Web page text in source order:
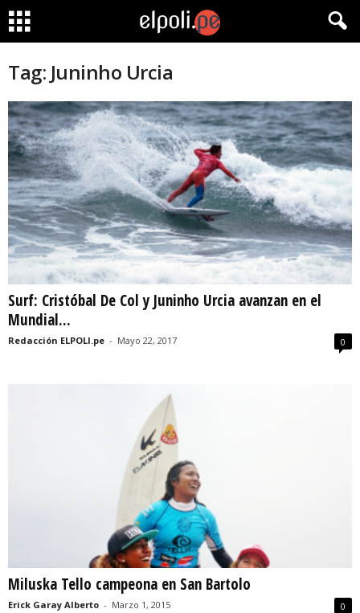
Tag: Juninho Urcia
Surf: Cristóbal De Col y Juninho Urcia avanzan en el
Mundial...
Redacción ELPOLI.pe - Mayo 22, 2017 0
Miluska Tello campeona en San Bartolo
Erick Garay Alberto - Marzo 1, 2015 0